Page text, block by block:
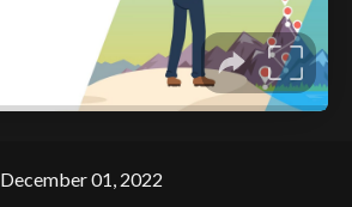
December 01, 2022